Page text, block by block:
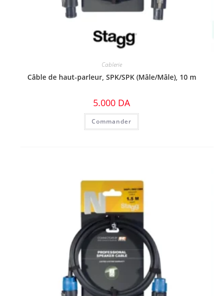
Cablerie
Câble de haut-parleur, SPK/SPK (Mâle/Mâle), 10 m
5.000 DA
Commander